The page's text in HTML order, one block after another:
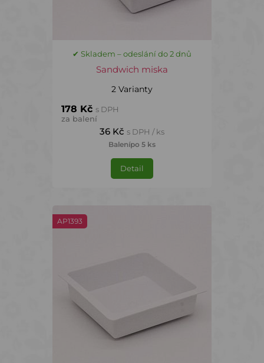
✔ Skladem – odeslání do 2 dnů
Sandwich miska
2 Varianty
178 Kč s DPH
za balení
36 Kč s DPH / ks
Balenípo 5 ks
Detail
AP1393